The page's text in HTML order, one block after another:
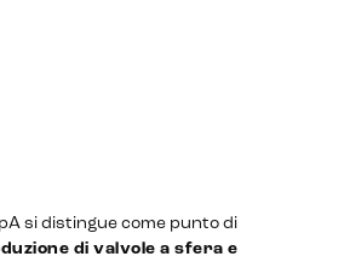
si distingue come punto di
di valvole a sfera e